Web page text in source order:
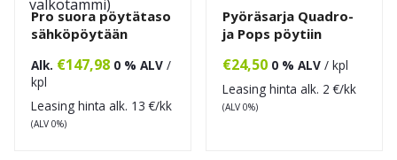
Pro suora pöytätaso
sähköpöytään
Alk. €147,98 0 % ALV /
kpl
Leasing hinta alk. 13 €/kk
(ALV 0%)
Pyöräsarja Quadro-
ja Pops pöytiin
€24,50 0 % ALV / kpl
Leasing hinta alk. 2 €/kk
(ALV 0%)